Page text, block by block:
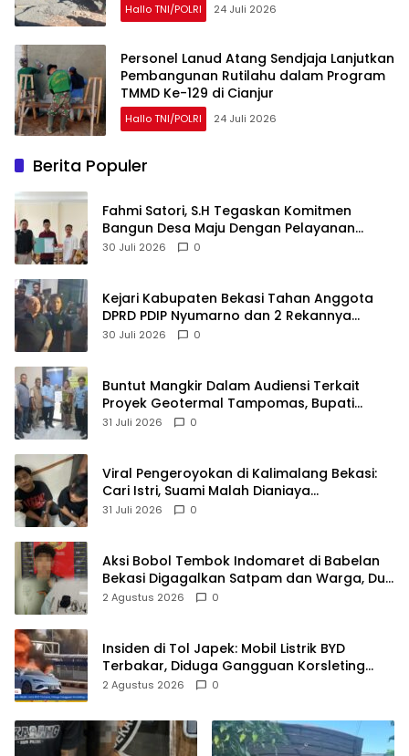
Hallo TNI/POLRI 24 Juli 2026
Personel Lanud Atang Sendjaja Lanjutkan
Pembangunan Rutilahu dalam Program
TMMD Ke-129 di Cianjur
Hallo TNI/POLRI 24 Juli 2026
Berita Populer
Fahmi Satori, S.H Tegaskan Komitmen
Bangun Desa Maju Dengan Pelayanan
Publik Yang Berkualitas
30 Juli 2026 0
Kejari Kabupaten Bekasi Tahan Anggota
DPRD PDIP Nyumarno dan 2 Rekannya
Terkait Kasus Pengeroyokan
30 Juli 2026 0
Buntut Mangkir Dalam Audiensi Terkait
Proyek Geotermal Tampomas, Bupati
Sumedang Dilaporkan Ke Ombudsman dan
31 Juli 2026 0
Viral Pengeroyokan di Kalimalang Bekasi:
Cari Istri, Suami Malah Dianiaya
Sekelompok Pria
31 Juli 2026 0
Aksi Bobol Tembok Indomaret di Babelan
Bekasi Digagalkan Satpam dan Warga, Dua
Pelaku Diamankan
2 Agustus 2026 0
Insiden di Tol Japek: Mobil Listrik BYD
Terbakar, Diduga Gangguan Korsleting
Listrik
2 Agustus 2026 0